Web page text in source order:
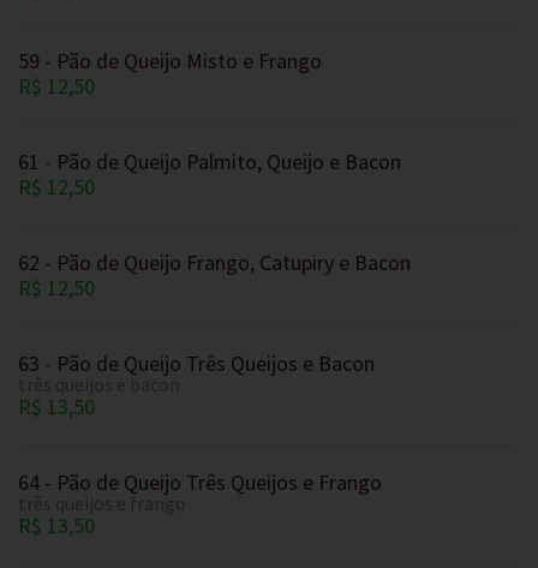
59 - Pão de Queijo Misto e Frango
R$ 12,50
61 - Pão de Queijo Palmito, Queijo e Bacon
R$ 12,50
62 - Pão de Queijo Frango, Catupiry e Bacon
R$ 12,50
63 - Pão de Queijo Três Queijos e Bacon
R$ 13,50
64 - Pão de Queijo Três Queijos e Frango
R$ 13,50